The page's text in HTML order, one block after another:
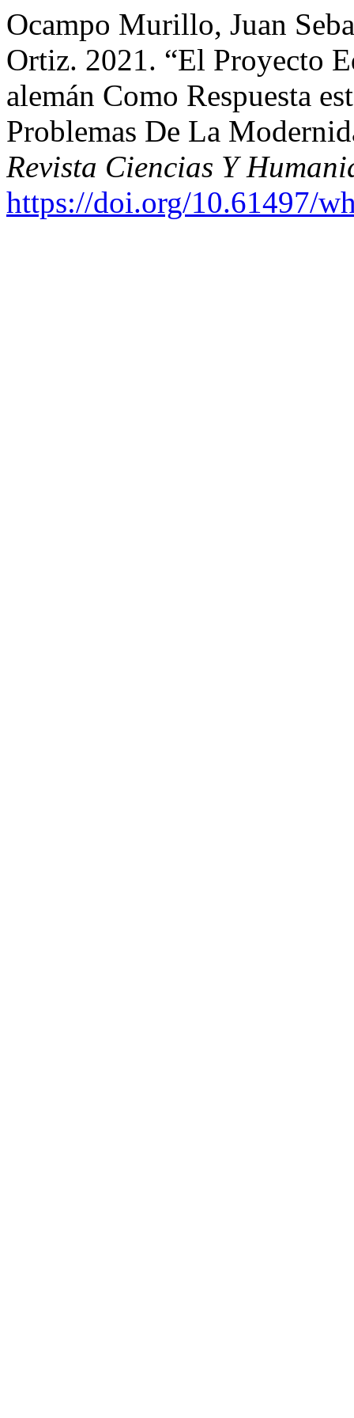
Ocampo Murillo, Juan
Ortiz. 2021. “El Proyecto
alemán Como Respuesta
Problemas De La
Revista Ciencias Y
https://doi.org/10.61497/